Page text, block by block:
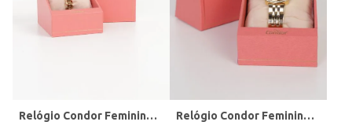
Relógio Condor Feminino DOURADO Relógio Condor Feminino DOURADO